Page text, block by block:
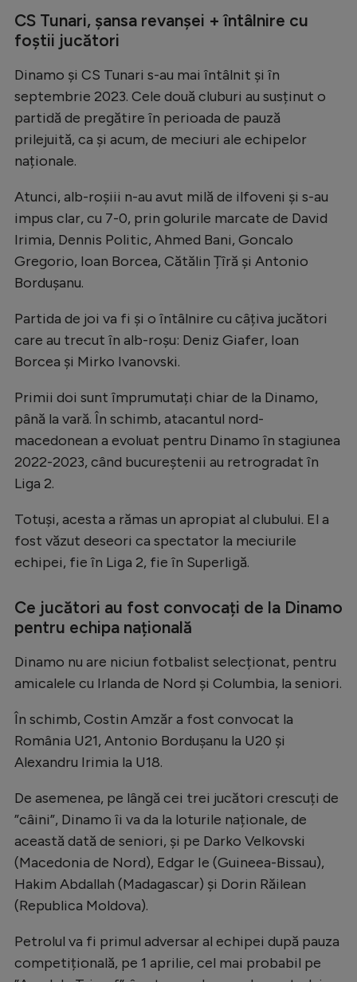
CS Tunari, șansa revanșei + întâlnire cu
foștii jucători
Dinamo și CS Tunari s-au mai întâlnit și în
septembrie 2023. Cele două cluburi au susținut o
partidă de pregătire în perioada de pauză
prilejuită, ca și acum, de meciuri ale echipelor
naționale.
Atunci, alb-roșiii n-au avut milă de ilfoveni și s-au
impus clar, cu 7-0, prin golurile marcate de David
Irimia, Dennis Politic, Ahmed Bani, Goncalo
Gregorio, Ioan Borcea, Cătălin Țîră și Antonio
Bordușanu.
Partida de joi va fi și o întâlnire cu câțiva jucători
care au trecut în alb-roșu: Deniz Giafer, Ioan
Borcea și Mirko Ivanovski.
Primii doi sunt împrumutați chiar de la Dinamo,
până la vară. În schimb, atacantul nord-
macedonean a evoluat pentru Dinamo în stagiunea
2022-2023, când bucureștenii au retrogradat în
Liga 2.
Totuși, acesta a rămas un apropiat al clubului. El a
fost văzut deseori ca spectator la meciurile
echipei, fie în Liga 2, fie în Superligă.
Ce jucători au fost convocați de la Dinamo
pentru echipa națională
Dinamo nu are niciun fotbalist selecționat, pentru
amicalele cu Irlanda de Nord și Columbia, la seniori.
În schimb, Costin Amzăr a fost convocat la
România U21, Antonio Bordușanu la U20 și
Alexandru Irimia la U18.
De asemenea, pe lângă cei trei jucători crescuți de
”câini”, Dinamo îi va da la loturile naționale, de
această dată de seniori, și pe Darko Velkovski
(Macedonia de Nord), Edgar Ie (Guineea-Bissau),
Hakim Abdallah (Madagascar) și Dorin Răilean
(Republica Moldova).
Petrolul va fi primul adversar al echipei după pauza
competițională, pe 1 aprilie, cel mai probabil pe